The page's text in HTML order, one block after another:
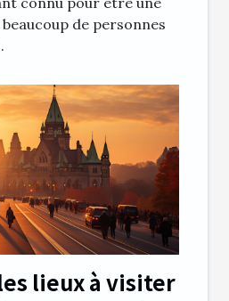
de personnes
lieux à visiter